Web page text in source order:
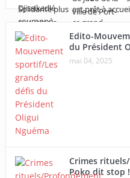
Edito-
du Président
mai 04, 2025
Crimes
Poko dit stop !